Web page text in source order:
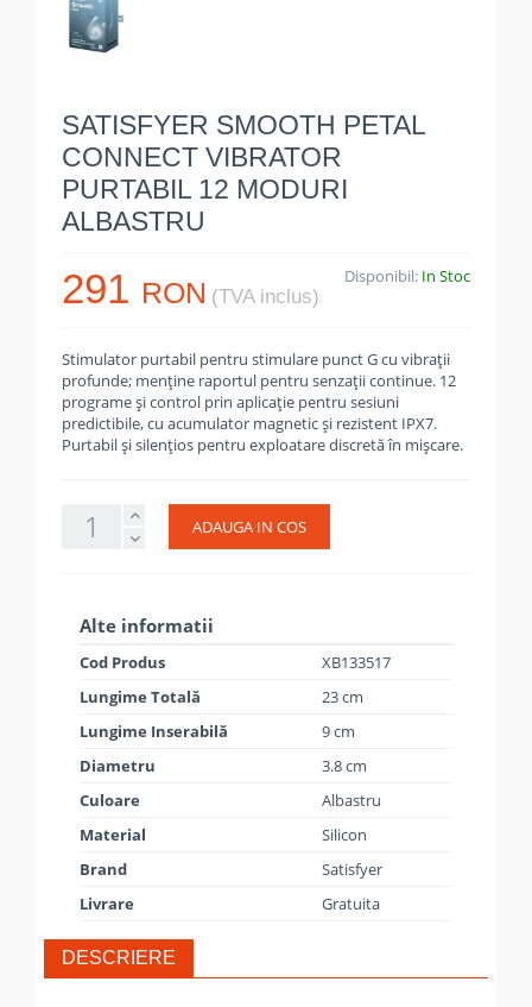
SATISFYER SMOOTH PETAL
CONNECT VIBRATOR
PURTABIL 12 MODURI
ALBASTRU
291 RON (TVA inclus)
Disponibil: In Stoc
Stimulator purtabil pentru stimulare punct G cu vibraţii
profunde; menţine raportul pentru senzaţii continue. 12
programe şi control prin aplicaţie pentru sesiuni
predictibile, cu acumulator magnetic şi rezistent IPX7.
Purtabil şi silenţios pentru exploatare discretă în mişcare.
ADAUGA IN COS
Alte informatii
Cod Produs
XB133517
Lungime Totală
23 cm
Lungime Inserabilă
9 cm
Diametru
3.8 cm
Culoare
Albastru
Material
Silicon
Brand
Satisfyer
Livrare
Gratuita
DESCRIERE